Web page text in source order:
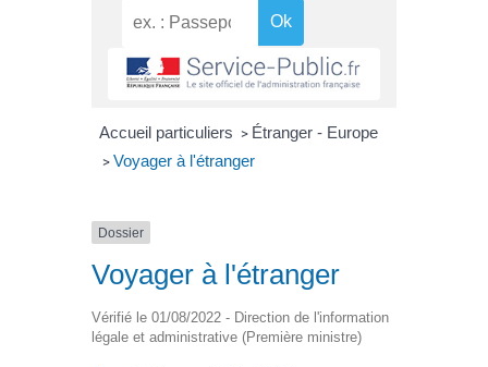
Accueil particuliers > Étranger - Europe
> Voyager à l'étranger
Dossier
Voyager à l'étranger
Vérifié le 01/08/2022 - Direction de l'information
légale et administrative (Première ministre)